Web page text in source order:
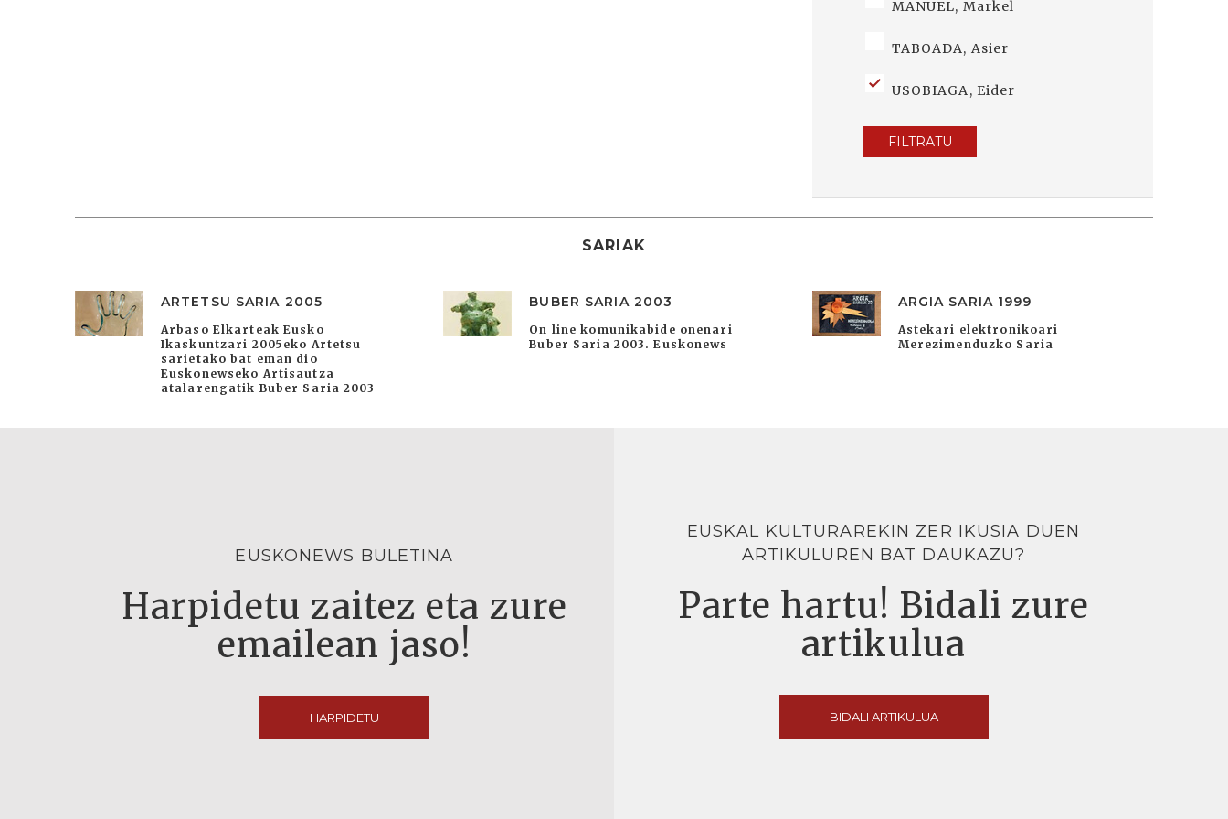
MANUEL, Markel
TABOADA, Asier
USOBIAGA, Eider
FILTRATU
SARIAK
ARTETSU SARIA 2005
Arbaso Elkarteak Eusko
Ikaskuntzari 2005eko Artetsu
sarietako bat eman dio
Euskonewseko Artisautza
atalarengatik Buber Saria 2003
BUBER SARIA 2003
On line komunikabide onenari
Buber Saria 2003. Euskonews
ARGIA SARIA 1999
Astekari elektronikoari
Merezimenduzko Saria
EUSKONEWS BULETINA
Harpidetu zaitez eta zure
emailean jaso!
HARPIDETU
EUSKAL KULTURAREKIN ZER IKUSIA DUEN
ARTIKULUREN BAT DAUKAZU?
Parte hartu! Bidali zure
artikulua
BIDALI ARTIKULUA